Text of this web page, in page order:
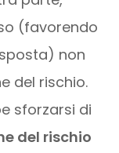
(favorendo
non
del rischio.
sforzarsi di
del rischio